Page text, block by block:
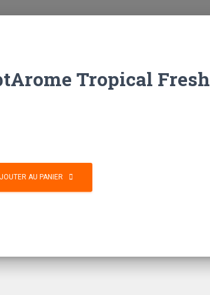
Tropical Fresh
AU PANIER